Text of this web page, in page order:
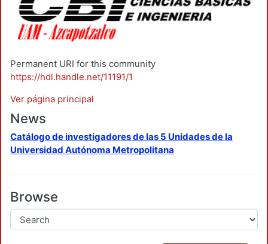
Permanent URI for this community
https://hdl.handle.net/11191/1
Ver página principal
News
Catálogo de investigadores de las 5 Unidades de la
Universidad Autónoma Metropolitana
Browse